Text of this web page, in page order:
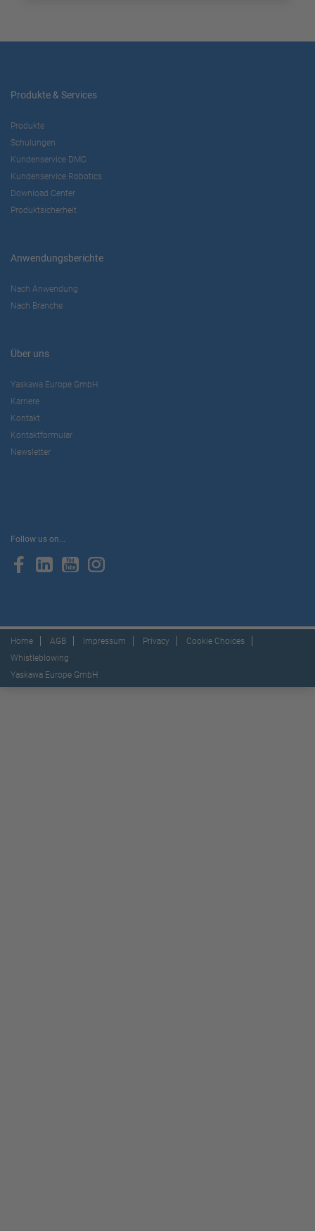
Produkte & Services
Produkte
Schulungen
Kundenservice DMC
Kundenservice Robotics
Download Center
Produktsicherheit
Anwendungsberichte
Nach Anwendung
Nach Branche
Über uns
Yaskawa Europe GmbH
Karriere
Kontakt
Kontaktformular
Newsletter
Follow us on...
Home AGB Impressum Privacy
Cookie Choices
Whistleblowing
Yaskawa Europe GmbH